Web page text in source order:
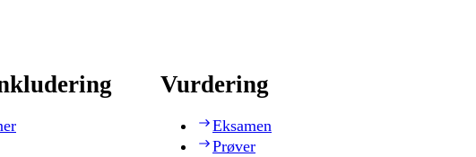
Vurdering
Eksamen
Prøver